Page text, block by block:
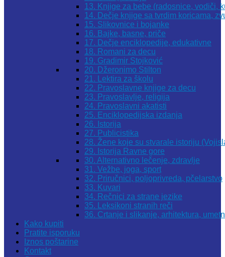
13. Knjige za bebe (radosnice, vodiči,
14. Dečje knjige sa tvrdim koricama,
15. Slikovnice i bojanke
16. Bajke, basne, priče
17. Dečje enciklopedije, edukativne
18. Romani za decu
19. Gradimir Stojković
20. Džeronimo Stilton
21. Lektira za školu
22. Pravoslavne knjige za decu
23. Pravoslavlje, religija
24. Pravoslavni akatisti
25. Enciklopedijska izdanja
26. Istorija
27. Publicistika
28. Žene koje su stvarale istoriju
29. Istorija Ravne gore
30. Alternativno lečenje, zdravlje
31. Vežbe, joga, sport
32. Priručnici, poljoprivreda, pčelarstvo
33. Kuvari
34. Rečnici za strane jezike
35. Leksikoni stranih reči
36. Crtanje i slikanje, arhitektura,
Kako kupiti
Pratite isporuku
Iznos poštarine
Kontakt